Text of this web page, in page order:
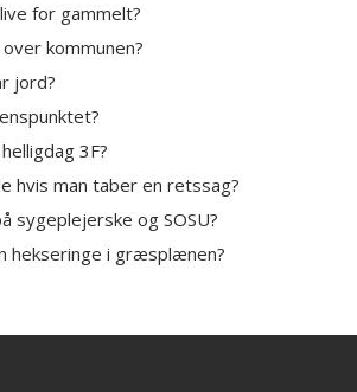
for gammelt?
kommunen?
jord?
3F?
hvis man taber en retssag?
sygeplejerske og SOSU?
hekseringe i græsplænen?